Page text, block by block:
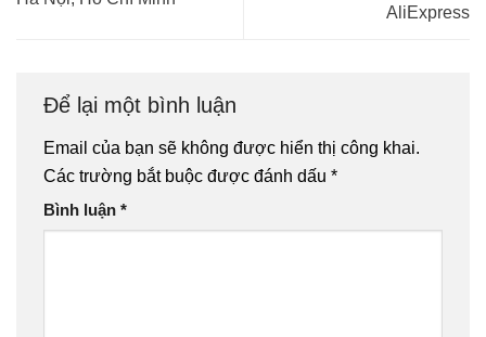
AliExpress
Để lại một bình luận
Email của bạn sẽ không được hiển thị công khai.
Các trường bắt buộc được đánh dấu *
Bình luận *